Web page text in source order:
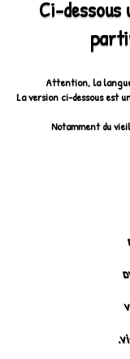
Ci-
Attention, la
La version ci-dessous est
Notamment du